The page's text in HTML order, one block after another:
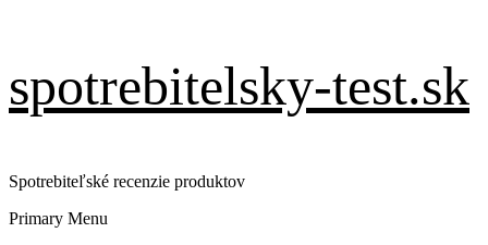
spotrebitelsky-test.sk
Spotrebiteľské recenzie produktov
Primary Menu